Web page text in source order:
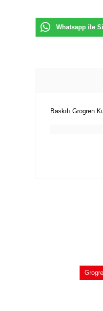
Whatsapp ile
Baskılı Grogren